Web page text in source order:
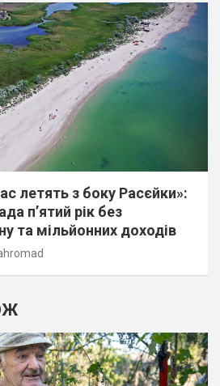
летять з боку Расєйки»:
п’ятий рік без
та мільйонних доходів